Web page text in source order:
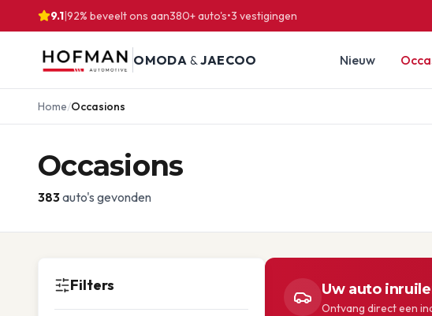
9.1|92% beveelt ons aan380+ auto's•3 vestigingen
OMODA &JAECOO Nieuw
Home/Occasions
Occasions
383auto's gevonden
Filters Uw auto
Ontvang direct een